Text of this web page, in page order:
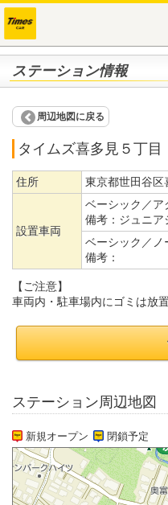
ステーション情報
周辺地図に戻る
タイムズ喜多見５丁目
住所 東京都世田谷区
設置車両
ベーシック／ア
備考： ジュニア
ベーシック／ノ
備考：
【ご注意】
車両内・駐車場内にゴミは放
ステーション周辺地図
新規オープン 閉鎖予定